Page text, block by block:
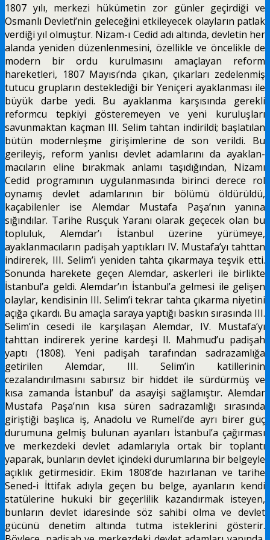
1807 yılı, merkezi hükümetin zor günler geçirdi­ği ve
Osmanlı Devleti’nin geleceğini etkileyecek olayların patlak
verdiği yıl olmuştur. Nizam-ı Cedid adı altında, devletin her
alanda yeniden düzenlenme­sini, özellikle ve öncelikle de
modern bir ordu kurulmasını amaçlayan reform
hareketleri, 1807 Mayısı’nda çıkan, çıkarları zedelenmiş
tutucu grupların desteklediği bir Yeniçeri ayaklanması ile
büyük darbe yedi. Bu ayaklanma karşısında gerekli
reformcu tepkiyi gösteremeyen ve yeni kuruluşları
savunmak­tan kaçman III. Selim tahtan indirildi; başlatılan
bütün modernleşme girişimlerine de son verildi. Bu
gerileyiş, reform yanlısı devlet adamlarını da ayaklan­
macıların eline bırakmak anlamı taşıdığından, Nizam­ı
Cedid programının uygulanmasında birinci derece rol
oynamış devlet adamlarının bir bölümü öldürül­dü,
kaçabilenler ise Alemdar Mustafa Paşa’nın yanına
sığındılar. Tarihe Rusçuk Yaranı olarak geçecek olan bu
topluluk, Alemdar’ı İstanbul üzerine yürümeye,
ayaklanmacıların padişah yaptıkları IV. Mustafa’yı tahttan
indirerek, III. Selim’i yeniden tahta çıkarmaya teşvik etti.
Sonunda harekete geçen Alemdar, askerleri ile birlikte
İstanbul’a geldi. Alemdar’ın İstanbul’a gelmesi ile gelişen
olaylar, kendisinin III. Selim’i tekrar tahta çıkarma niyetini
açığa çıkardı. Bu amaçla saraya yaptığı baskın sırasında III.
Selim’in cesedi ile karşılaşan Alemdar, IV. Mustafa’yı
tahttan indirerek yerine kardeşi II. Mahmud’u padişah
yaptı (1808). Yeni padişah tarafından sadrazamlığa
getirilen Alem­dar, III. Selim’in katillerinin
cezalandırılmasını sabırsız bir hiddet ile sürdürmüş ve
kısa zamanda İstanbul’ da asayişi sağlamıştır. Alemdar
Mustafa Paşa’nın kısa süren sadrazamlı­ğı sırasında
giriştiği başlıca iş, Anadolu ve Rumeli’de ayrı birer güç
durumuna gelmiş bulunan ayanları İstanbul’a çağırması
ve merkezdeki devlet adamlarıyla ortak bir toplantı
yaparak, bunların devlet içindeki durumlarına bir belgeyle
açıklık getirmesidir. Ekim 1808’de hazırlanan ve tarihe
Sened-i İttifak adıyla geçen bu belge, ayanların kendi
statülerine hukuki bir geçerlilik kazandırmak isteyen,
bunların devlet idare­sinde söz sahibi olma ve devlet
gücünü denetim altında tutma isteklerini gösterir.